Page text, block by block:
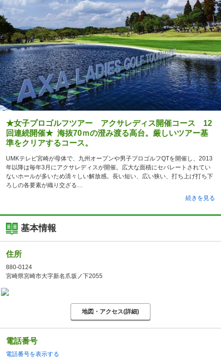
★女子プロゴルフツアー アクサレディス開催コース 12
回連続開催★ 海抜70ｍの澄み渡る高台。厳しいツアー基
準をクリアするコース。
UMKテレビ宮崎が母体で、九州オープンや男子プロゴルフQTを開催し、2013
年以降は毎年3月にアクサレディスが開催。広大な面積にセパレートされてい
ないホールが多いため清々しい解放感。長い短い、広い狭い、打ち上げ打ち下
ろしの各要素が織り交ざる
続きを見る
基本情報
住所
880-0124
宮崎県宮崎市大字新名爪坂ノ下2055
地図・アクセス(詳細)
電話番号
電話番号を表示する